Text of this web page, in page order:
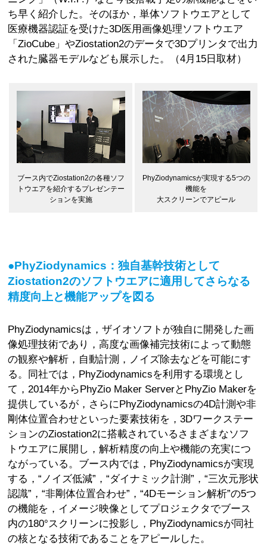
ち早く紹介した。そのほか，単体ソフトウエアとして
医療機器認証を受けた3D医用画像処理ソフトウエア
「ZioCube」やZiostation2のデータで3Dプリンタで出力
された臓器モデルなども展示した。（4月15日取材）
ブース内でZiostation2の各種ソフ
トウエアを紹介するプレゼンテー
ションを実施
PhyZiodynamicsが実現する5つの
機能を
大スクリーンでアピール
●PhyZiodynamics：独自基幹技術として
Ziostation2のソフトウエアに適用してさらなる
精度向上と機能アップを図る
PhyZiodynamicsは，ザイオソフトが独自に開発した画
像処理技術であり，高度な画像補完技術によって動態
の観察や解析，自動計測，ノイズ除去などを可能にす
る。同社では，PhyZiodynamicsを利用する環境とし
て，2014年からPhyZio Maker ServerとPhyZio Makerを
提供しているが，さらにPhyZiodynamicsの4D計測や非
剛体位置合わせといった要素技術を，3Dワークステー
ションのZiostation2に搭載されているさまざまなソフ
トウエアに展開し，解析精度の向上や機能の充実につ
ながっている。ブース内では，PhyZiodynamicsが実現
する，“ノイズ低減”，“ダイナミック計測”，“三次元形状
認識”，“非剛体位置合わせ”，“4Dモーション解析”の5つ
の機能を，イメージ映像としてプロジェクタでブース
内の180°スクリーンに投影し，PhyZiodynamicsが同社
の核となる技術であることをアピールした。